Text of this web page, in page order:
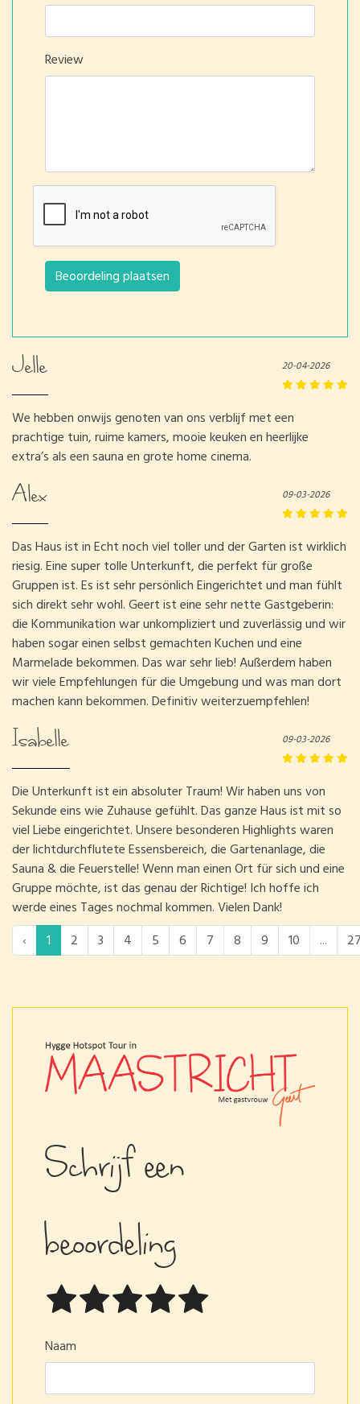
Review
Beoordeling plaatsen
Jelle 20-04-2026
We hebben onwijs genoten van ons verblijf met een
prachtige tuin, ruime kamers, mooie keuken en heerlijke
extra’s als een sauna en grote home cinema.
Alex 09-03-2026
Das Haus ist in Echt noch viel toller und der Garten ist wirklich
riesig. Eine super tolle Unterkunft, die perfekt für große
Gruppen ist. Es ist sehr persönlich Eingerichtet und man fühlt
sich direkt sehr wohl. Geert ist eine sehr nette Gastgeberin:
die Kommunikation war unkompliziert und zuverlässig und wir
haben sogar einen selbst gemachten Kuchen und eine
Marmelade bekommen. Das war sehr lieb! Außerdem haben
wir viele Empfehlungen für die Umgebung und was man dort
machen kann bekommen. Definitiv weiterzuempfehlen!
Isabelle 09-03-2026
Die Unterkunft ist ein absoluter Traum! Wir haben uns von
Sekunde eins wie Zuhause gefühlt. Das ganze Haus ist mit so
viel Liebe eingerichtet. Unsere besonderen Highlights waren
der lichtdurchflutete Essensbereich, die Gartenanlage, die
Sauna & die Feuerstelle! Wenn man einen Ort für sich und eine
Gruppe möchte, ist das genau der Richtige! Ich hoffe ich
werde eines Tages nochmal kommen. Vielen Dank!
‹
1 2 3 4 5 6 7 8 9 10 ...
Schrijf een
beoordeling
Naam